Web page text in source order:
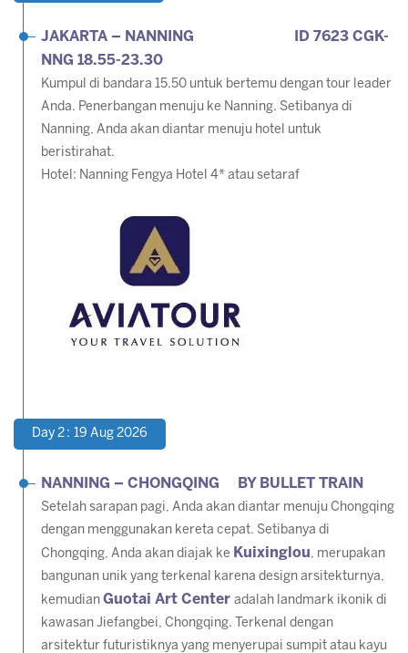
JAKARTA – NANNING ID 7623 CGK-
NNG 18.55-23.30
Kumpul di bandara 15.50 untuk bertemu dengan tour leader
Anda. Penerbangan menuju ke Nanning. Setibanya di
Nanning, Anda akan diantar menuju hotel untuk
beristirahat.
Hotel: Nanning Fengya Hotel 4* atau setaraf
Day 2 : 19 Aug 2026
NANNING – CHONGQING BY BULLET TRAIN
Setelah sarapan pagi, Anda akan diantar menuju Chongqing
dengan menggunakan kereta cepat. Setibanya di
Chongqing, Anda akan diajak ke Kuixinglou, merupakan
bangunan unik yang terkenal karena design arsitekturnya,
kemudian Guotai Art Center adalah landmark ikonik di
kawasan Jiefangbei, Chongqing. Terkenal dengan
arsitektur futuristiknya yang menyerupai sumpit atau kayu